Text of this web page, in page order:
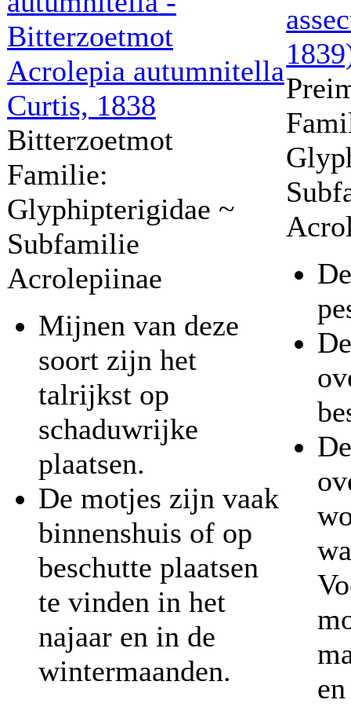
Acrolepia autumnitella
Curtis, 1838
Bitterzoetmot
Familie:
Glyphipterigidae ~
Subfamilie
Acrolepiinae
Mijnen van deze
soort zijn het
talrijkst op
schaduwrijke
plaatsen.
De motjes zijn vaak
binnenshuis of op
beschutte plaatsen
te vinden in het
najaar en in de
wintermaanden.